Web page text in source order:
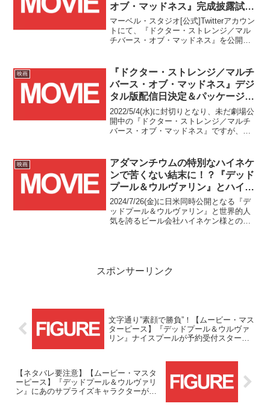
オブ・マッドネス』完成披露試写
会 招待キャンペーン開催！！
マーベル・スタジオ[公式]Twitterアカウン
トにて、『ドクター・ストレンジ／マル
チバース・オブ・マッドネス』を公開日
知がありました！！
映画
『ドクター・ストレンジ／マルチ
バース・オブ・マッドネス』デジ
タル版配信日決定＆パッケージ版
予約受付開始！！
2022/5/4(水)に封切りとなり、未だ劇場公
開中の『ドクター・ストレンジ／マルチ
バース・オブ・マッドネス』ですが、早
版の予約受付も始まっております！
映画
アダマンチウムの特別なハイネケ
ンで苦くない結末に！？『デッド
プール＆ウルヴァリン』とハイネ
ケンのコラボCMが公開！！
2024/7/26(金)に日米同時公開となる『デ
ッドプール＆ウルヴァリン』と世界的人
気を誇るビール会社ハイネケン様とのコ
スポンサーリンク
文字通り”素顔で勝負”！【ムービー・マス
ターピース】『デッドプール＆ウルヴァ
リン』ナイスプールが予約受付スター
【ネタバレ要注意】【ムービー・マスタ
ーピース】『デッドプール＆ウルヴァリ
ン』にあのサプライズキャラクターがア